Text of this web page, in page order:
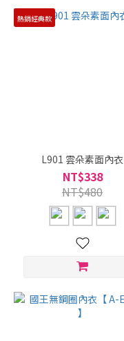
熱銷經典款
L901 雲朵素面內衣
NT$338
NT$480